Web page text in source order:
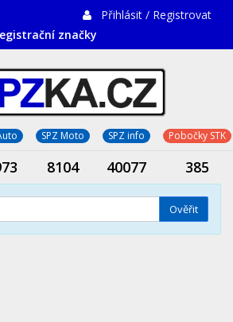
Přihlásit / Registrovat
značky
SPZ Moto SPZ info Pobočky STK
8104 40077 385
Ověřit